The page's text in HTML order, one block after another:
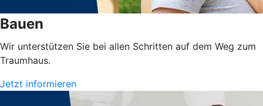
Bauen
Wir unterstützen Sie bei allen Schritten auf dem Weg zum
Traumhaus.
Jetzt informieren